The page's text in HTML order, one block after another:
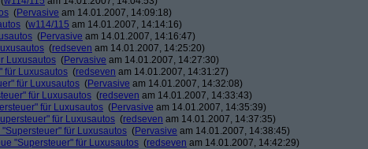
(Pervasive am 14.01.2007, 14:09:18)
(w114/115 am 14.01.2007, 14:14:16)
(Pervasive am 14.01.2007, 14:16:47)
(redseven am 14.01.2007, 14:25:20)
Luxusautos (Pervasive am 14.01.2007, 14:27:30)
für Luxusautos (redseven am 14.01.2007, 14:31:27)
für Luxusautos (Pervasive am 14.01.2007, 14:32:08)
für Luxusautos (redseven am 14.01.2007, 14:33:43)
für Luxusautos (Pervasive am 14.01.2007, 14:35:39)
für Luxusautos (redseven am 14.01.2007, 14:37:35)
"Supersteuer" für Luxusautos (Pervasive am 14.01.2007, 14:38:45)
"Supersteuer" für Luxusautos (redseven am 14.01.2007, 14:42:29)